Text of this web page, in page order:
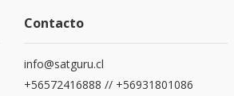
Contacto
info@satguru.cl
+56572416888 // +56931801086